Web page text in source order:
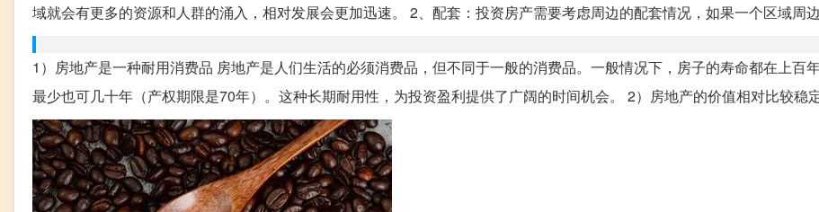
域就会有更多的资源和人群的涌入，相对发展会更加迅速。 2、配套：投资房产需要考虑周边的配套情况，如果一个区域周
1）房地产是一种耐用消费品 房地产是人们生活的必须消费品，但不同于一般的消费品。一般情况下，房子的寿命都在上百
最少也可几十年（产权期限是70年）。这种长期耐用性，为投资盈利提供了广阔的时间机会。 2）房地产的价值相对比较稳